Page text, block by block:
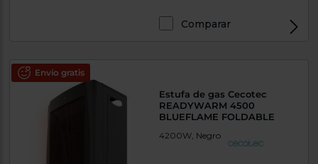
Comparar
Envío gratis
Estufa de gas Cecotec
READYWARM 4500
BLUEFLAME FOLDABLE
4200W, Negro